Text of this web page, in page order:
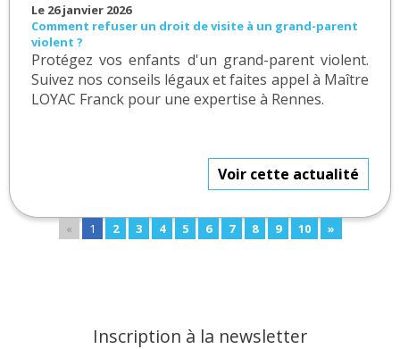
Le 26 janvier 2026
Comment refuser un droit de visite à un grand-parent
violent ?
Protégez vos enfants d'un grand-parent violent.
Suivez nos conseils légaux et faites appel à Maître
LOYAC Franck pour une expertise à Rennes.
Voir cette actualité
« 1 2 3 4 5 6 7 8 9 10 »
Inscription à la newsletter